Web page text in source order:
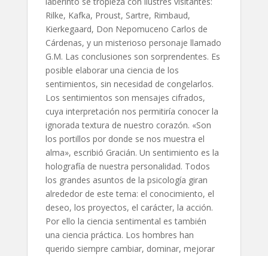
Rilke, Kafka, Proust, Sartre, Rimbaud,
Kierkegaard, Don Nepomuceno Carlos de
Cárdenas, y un misterioso personaje llamado
G.M. Las conclusiones son sorprendentes. Es
posible elaborar una ciencia de los
sentimientos, sin necesidad de congelarlos.
Los sentimientos son mensajes cifrados,
cuya interpretación nos permitiría conocer la
ignorada textura de nuestro corazón. «Son
los portillos por donde se nos muestra el
alma», escribió Gracián. Un sentimiento es la
holografía de nuestra personalidad. Todos
los grandes asuntos de la psicología giran
alrededor de este tema: el conocimiento, el
deseo, los proyectos, el carácter, la acción.
Por ello la ciencia sentimental es también
una ciencia práctica. Los hombres han
querido siempre cambiar, dominar, mejorar